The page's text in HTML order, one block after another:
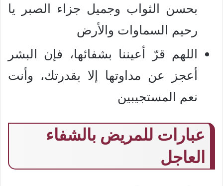
بحسن الثواب وجميل جزاء الصبر يا
رحيم السماوات والأرض
اللهم قرّ أعيننا بشفائها، فإن البشر
أعجز عن مداوتها إلا بقدرتك، وأنت
نعم المستجيبين
عبارات للمريض بالشفاء
العاجل